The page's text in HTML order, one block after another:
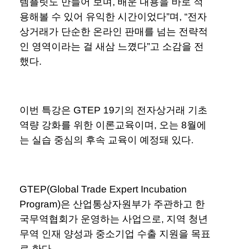
용해볼 수 있어 유익한 시간이었다”며, “전자
상거래가 단순한 온라인 판매를 넘는 전략적
인 영역이라는 걸 새삼 느꼈다”고 소감을 전
했다.
이번 특강은 GTEP 19기의 전자상거래 기초
역량 강화를 위한 이론교육이며, 오는 8월에
는 실습 중심의 후속 교육이 예정돼 있다.
GTEP(Global Trade Expert Incubation
Program)은 산업통상자원부가 주관하고 한
국무역협회가 운영하는 사업으로, 지역 청년
무역 인재 양성과 중소기업 수출 지원을 목표